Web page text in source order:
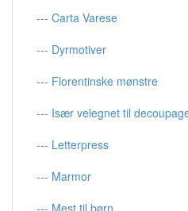
--- Carta Varese
--- Dyrmotiver
--- Florentinske mønstre
--- Især velegnet til
--- Letterpress
--- Marmor
--- Mest til børn